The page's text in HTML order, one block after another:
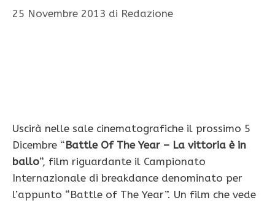
25 Novembre 2013 di Redazione
Uscirà nelle sale cinematografiche il prossimo 5
Dicembre “Battle Of The Year – La vittoria è in
ballo“, film riguardante il Campionato
Internazionale di breakdance denominato per
l’appunto “Battle of The Year”. Un film che vede